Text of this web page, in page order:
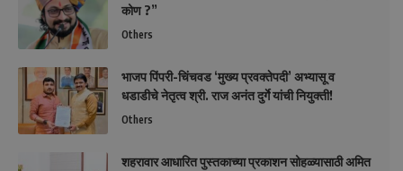
कोण ?”
Others
भाजप पिंपरी-चिंचवड ‘मुख्य प्रवक्तेपदी’ अभ्यासू व
धडाडीचे नेतृत्व श्री. राज अनंत दुर्गे यांची नियुक्ती!
Others
शहरावार आधारित पुस्तकाच्या प्रकाशन सोहळ्यासाठी अमित